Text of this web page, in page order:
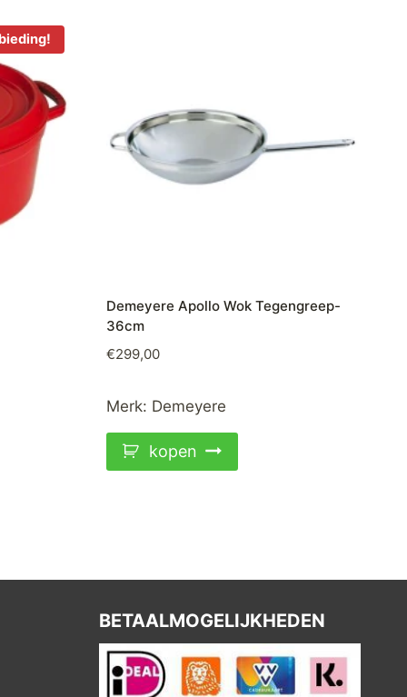
Demeyere Apollo Wok Tegengreep-
36cm
€299,00
Merk: Demeyere
kopen
BETAALMOGELIJKHEDEN